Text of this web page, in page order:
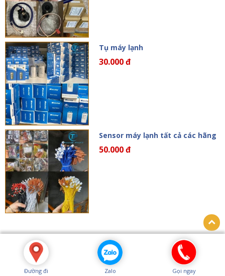
Tụ máy lạnh
30.000 đ
Sensor máy lạnh tất cả các hãng
50.000 đ
Đường đi Zalo Gọi ngay